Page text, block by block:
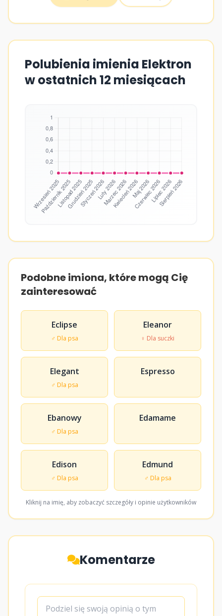
Polubienia imienia Elektron
w ostatnich 12 miesiącach
Podobne imiona, które mogą Cię
zainteresować
Eclipse
♂ Dla psa
Eleanor
♀ Dla suczki
Elegant
♂ Dla psa
Espresso
Ebanowy
♂ Dla psa
Edamame
Edison
♂ Dla psa
Edmund
♂ Dla psa
Kliknij na imię, aby zobaczyć szczegóły i opinie użytkowników
Komentarze